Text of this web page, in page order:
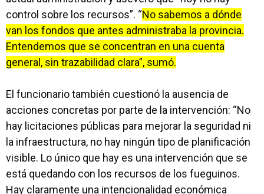
control sobre los recursos”. “No sabemos a dónde
van los fondos que antes administraba la provincia.
Entendemos que se concentran en una cuenta
general, sin trazabilidad clara”, sumó.
El funcionario también cuestionó la ausencia de
acciones concretas por parte de la intervención: “No
hay licitaciones públicas para mejorar la seguridad ni
la infraestructura, no hay ningún tipo de planificación
visible. Lo único que hay es una intervención que se
está quedando con los recursos de los fueguinos.
Hay claramente una intencionalidad económica